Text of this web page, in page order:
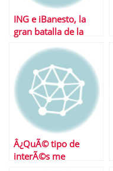
ING e iBanesto, la
gran batalla de la
Â¿QuÃ© tipo de
interÃ©s me